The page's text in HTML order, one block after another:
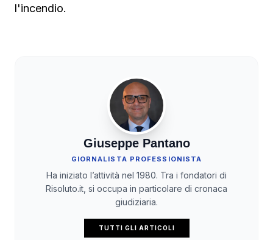
l'incendio.
Giuseppe Pantano
GIORNALISTA PROFESSIONISTA
Ha iniziato l’attività nel 1980. Tra i fondatori di
Risoluto.it, si occupa in particolare di cronaca
giudiziaria.
TUTTI GLI ARTICOLI